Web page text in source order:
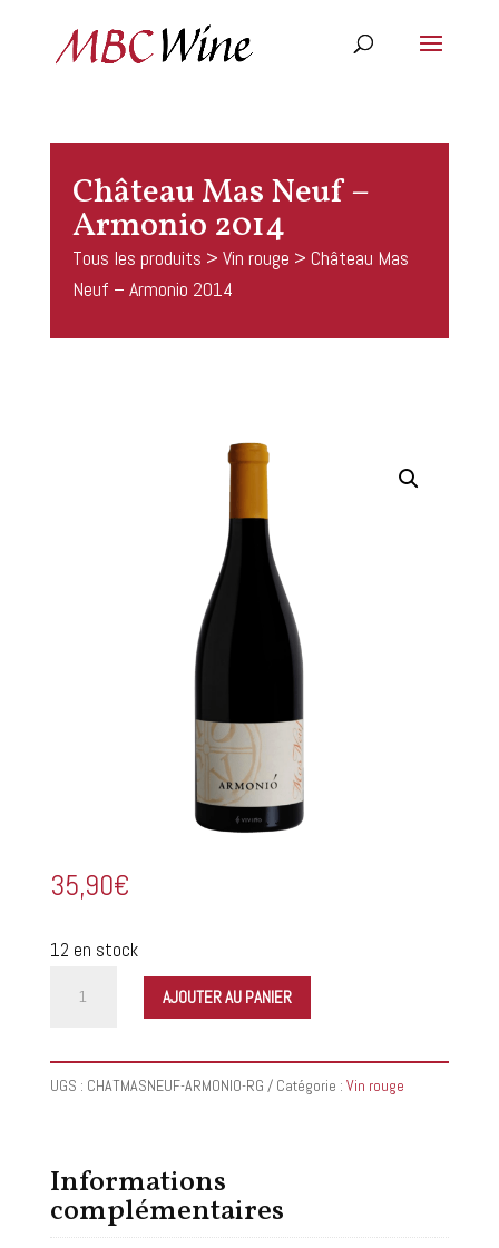
Château Mas Neuf –
Armonio 2014
Tous les produits > Vin rouge > Château Mas
Neuf – Armonio 2014
35,90€
12 en stock
Mas
Armonio
2014
AJOUTER AU PANIER
UGS : CHATMASNEUF-ARMONIO-RG Catégorie : Vin rouge
Informations
complémentaires